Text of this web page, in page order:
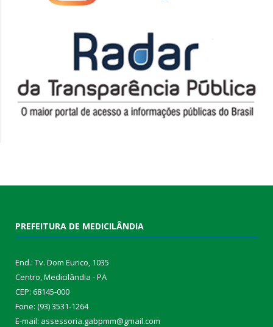
PREFEITURA DE MEDICILÂNDIA
End.: Tv. Dom Eurico, 1035
Centro, Medicilândia - PA
CEP: 68145-000
Fone: (93) 3531-1264
E-mail: assessoria.gabpmm@gmail.com